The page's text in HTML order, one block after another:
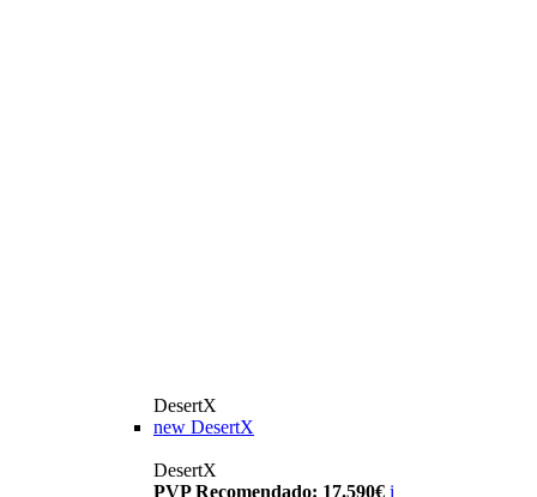
DesertX
new DesertX
DesertX
PVP Recomendado: 17.590€ i